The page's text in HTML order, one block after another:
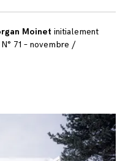
Moinet initialement
71 – novembre /